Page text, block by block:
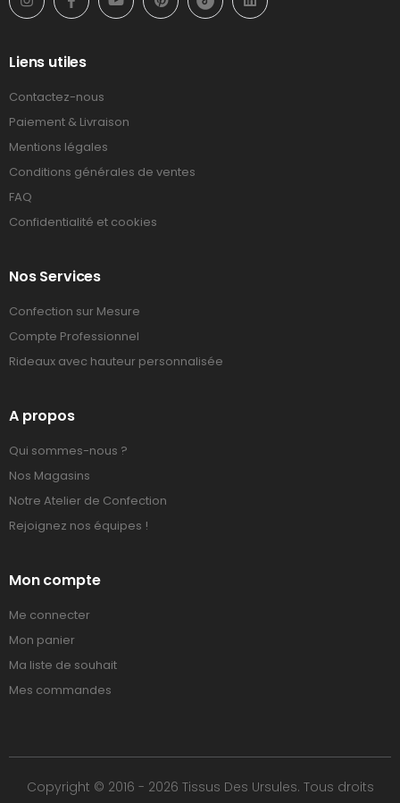
Liens utiles
Contactez-nous
Paiement & Livraison
Mentions légales
Conditions générales de ventes
FAQ
Confidentialité et cookies
Nos Services
Confection sur Mesure
Compte Professionnel
Rideaux avec hauteur personnalisée
A propos
Qui sommes-nous ?
Nos Magasins
Notre Atelier de Confection
Rejoignez nos équipes !
Mon compte
Me connecter
Mon panier
Ma liste de souhait
Mes commandes
Copyright © 2016 - 2026 Tissus Des Ursules. Tous droits